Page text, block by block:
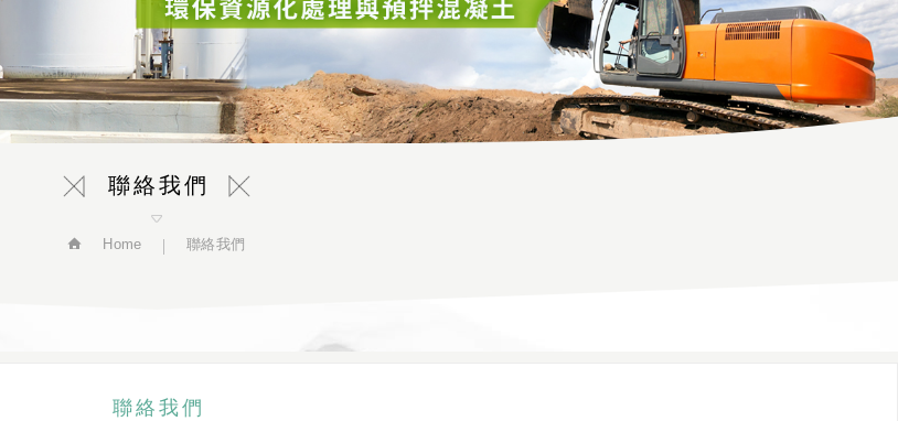
聯絡我們
Home 聯絡我們
聯絡我們